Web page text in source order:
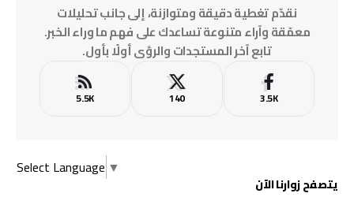
نقدّم تغطية دقيقة ومتوازنة، إلى جانب تحليلات
معمّقة وآراء متنوعة تساعدك على فهم ما وراء الخبر.
تابع آخر المستجدات والرؤى أولًا بأول.
3.5K
140
5.5K
Select Language ▼
يتصفح زوارنا الآن